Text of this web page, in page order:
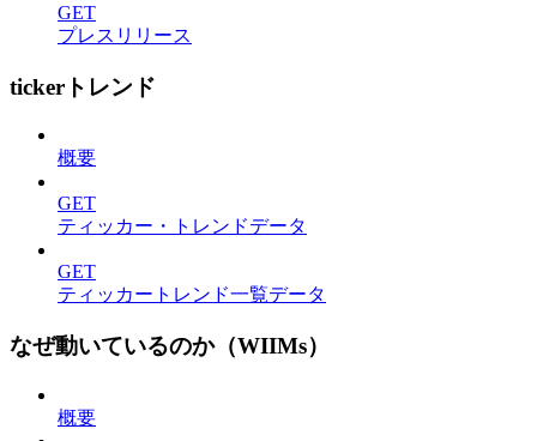
GET
プレスリリース
tickerトレンド
概要
GET
ティッカー・トレンドデータ
GET
ティッカートレンド一覧データ
なぜ動いているのか（WIIMs）
概要